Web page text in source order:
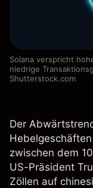
Solana verspricht
niedrige
Shutterstock.com
Der
zwischen dem
US-Präsident
Zöllen auf